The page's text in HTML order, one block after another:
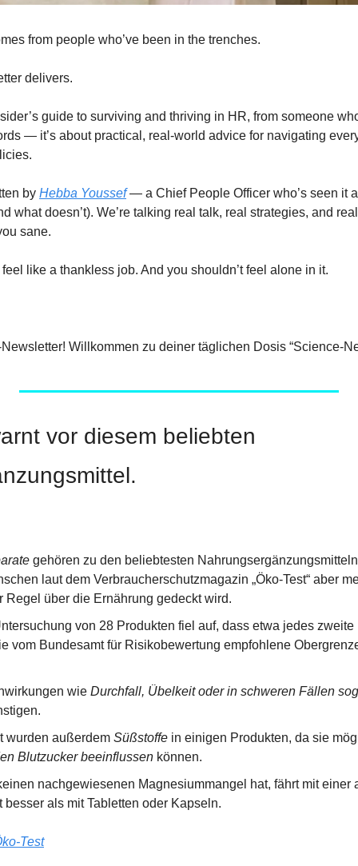
from people who’ve been in the trenches.
delivers.
guide to surviving and thriving in HR, from someone
— it’s about practical, real-world advice for navigating
by Hebba Youssef — a Chief People Officer who’s seen it
what doesn’t). We’re talking real talk, real strategies, and
sane.
like a thankless job. And you shouldn’t feel alone in it.
Willkommen zu deiner täglichen Dosis “Science-
vor diesem beliebten
gehören zu den beliebtesten
laut dem Verbraucherschutzmagazin „Öko-Test“ aber
Regel über die Ernährung gedeckt wird.
von 28 Produkten fiel auf, dass etwa jedes zweite
vom Bundesamt für Risikobewertung empfohlene
wie Durchfall, Übelkeit oder in schweren Fällen
wurden außerdem Süßstoffe
Blutzucker beeinflussen können.
nachgewiesenen Magnesiummangel hat, fährt mit einer
besser als mit Tabletten oder Kapseln.
Test